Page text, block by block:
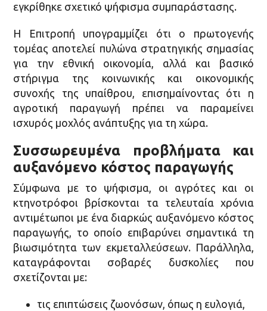
εγκρίθηκε σχετικό ψήφισμα συμπαράστασης.
Η Επιτροπή υπογραμμίζει ότι ο πρωτογενής
τομέας αποτελεί πυλώνα στρατηγικής σημασίας
για την εθνική οικονομία, αλλά και βασικό
στήριγμα της κοινωνικής και οικονομικής
συνοχής της υπαίθρου, επισημαίνοντας ότι η
αγροτική παραγωγή πρέπει να παραμείνει
ισχυρός μοχλός ανάπτυξης για τη χώρα.
Συσσωρευμένα προβλήματα και
αυξανόμενο κόστος παραγωγής
Σύμφωνα με το ψήφισμα, οι αγρότες και οι
κτηνοτρόφοι βρίσκονται τα τελευταία χρόνια
αντιμέτωποι με ένα διαρκώς αυξανόμενο κόστος
παραγωγής, το οποίο επιβαρύνει σημαντικά τη
βιωσιμότητα των εκμεταλλεύσεων. Παράλληλα,
καταγράφονται σοβαρές δυσκολίες που
σχετίζονται με:
τις επιπτώσεις ζωονόσων, όπως η ευλογιά,